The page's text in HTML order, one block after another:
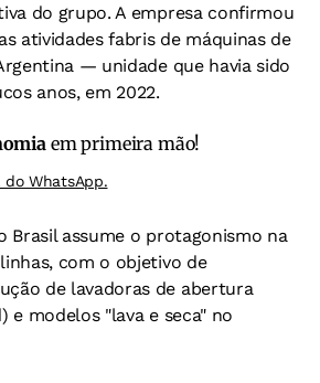
do grupo. A empresa confirmou
atividades fabris de máquinas de
— unidade que havia sido
anos, em 2022.
em primeira mão!
WhatsApp.
Brasil assume o protagonismo na
com o objetivo de
de lavadoras de abertura
modelos "lava e seca" no